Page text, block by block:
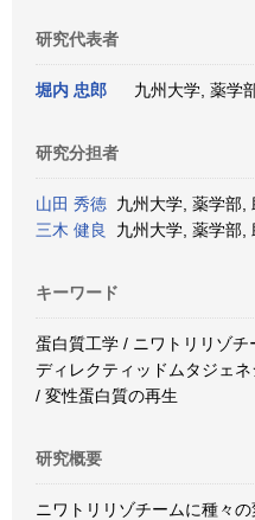
研究代表者
堀内 忠郎 九州大学, 薬学
研究分担者
山田 秀徳 九州大学, 薬学部,
三木 健良
九州大学, 薬学部,
キーワード
蛋白質工学 / ニワトリリゾ
ディレクティッドムタジェ
/ 変性蛋白質の再生
研究概要
ニワトリリゾチームに種々